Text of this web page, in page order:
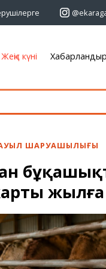
Қызметтер
Жиһаз
Ауа райы
Жеңіс күні
ШАРУАШЫЛЫҒЫ